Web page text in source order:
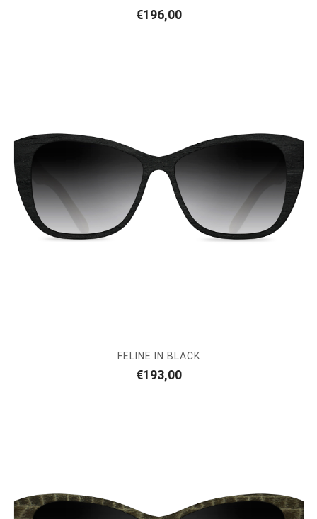
€196,00
FELINE IN BLACK
€193,00